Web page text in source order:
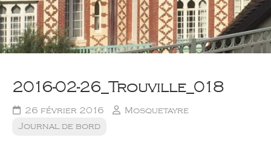
2016-02-26_Trouville_018
26 février 2016
Mosquetayre
Journal de bord